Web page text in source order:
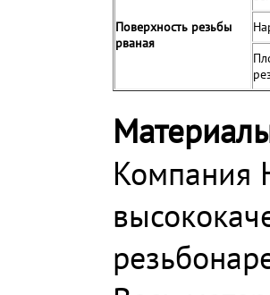
Поверхность резьбы
рваная
Компания